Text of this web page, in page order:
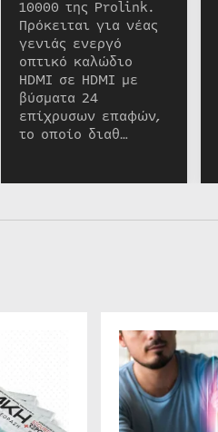
10000 της Prolink.
Πρόκειται για νέας
γενιάς ενεργό
οπτικό καλώδιο
HDMI σε HDMI με
βύσματα 24
επίχρυσων επαφών,
το οποίο διαθ…